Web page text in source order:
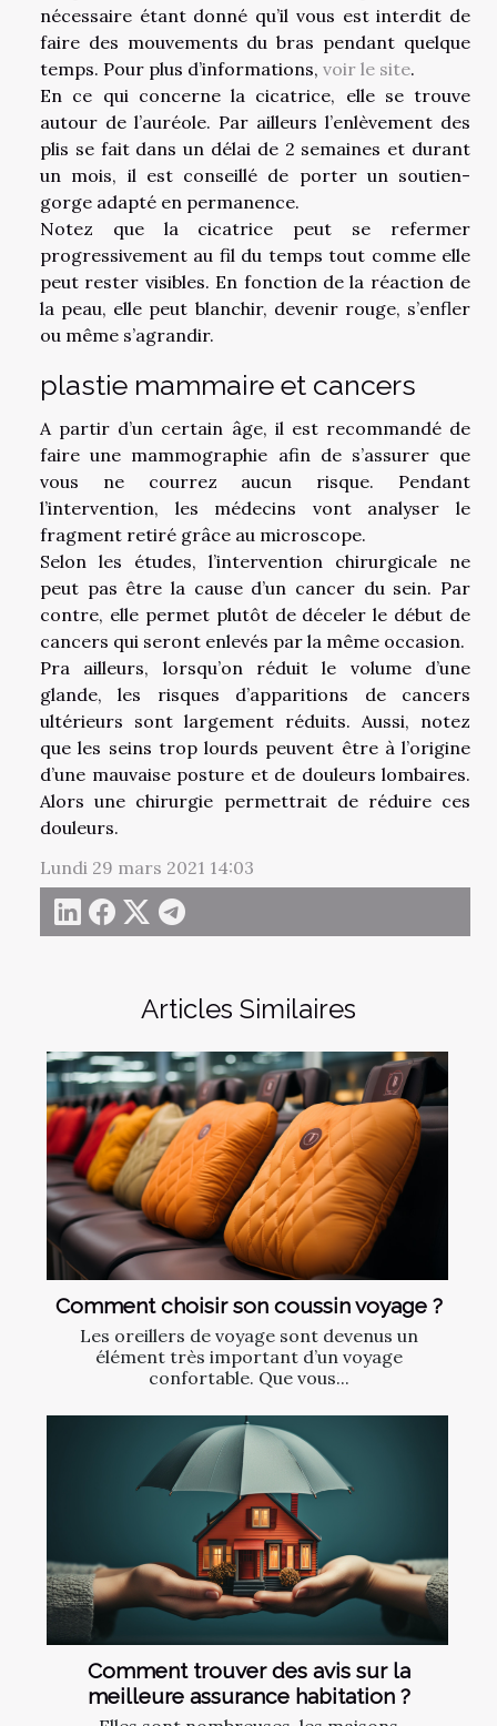
Articles Similaires
Comment choisir son coussin voyage ?
Les oreillers de voyage sont devenus un
élément très important d’un voyage
confortable. Que vous...
Comment trouver des avis sur la
meilleure assurance habitation ?
nécessaire étant donné qu’il vous est interdit de
faire des mouvements du bras pendant quelque
temps. Pour plus d’informations, voir le site.
En ce qui concerne la cicatrice, elle se trouve
autour de l’auréole. Par ailleurs l’enlèvement des
plis se fait dans un délai de 2 semaines et durant
un mois, il est conseillé de porter un soutien-
gorge adapté en permanence.
Notez que la cicatrice peut se refermer
progressivement au fil du temps tout comme elle
peut rester visibles. En fonction de la réaction de
la peau, elle peut blanchir, devenir rouge, s’enfler
ou même s’agrandir.
plastie mammaire et cancers
A partir d’un certain âge, il est recommandé de
faire une mammographie afin de s’assurer que
vous ne courrez aucun risque. Pendant
l’intervention, les médecins vont analyser le
fragment retiré grâce au microscope.
Selon les études, l’intervention chirurgicale ne
peut pas être la cause d’un cancer du sein. Par
contre, elle permet plutôt de déceler le début de
cancers qui seront enlevés par la même occasion.
Pra ailleurs, lorsqu’on réduit le volume d’une
glande, les risques d’apparitions de cancers
ultérieurs sont largement réduits. Aussi, notez
que les seins trop lourds peuvent être à l’origine
d’une mauvaise posture et de douleurs lombaires.
Alors une chirurgie permettrait de réduire ces
douleurs.
Lundi 29 mars 2021 14:03